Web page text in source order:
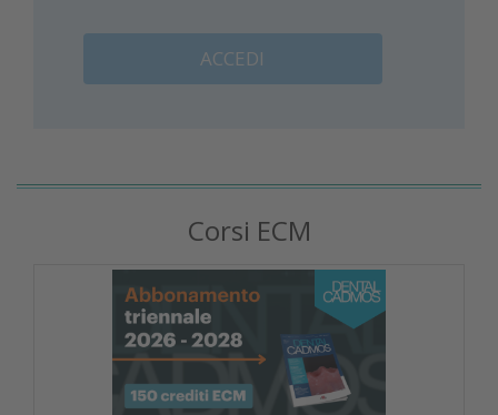
ACCEDI
Corsi ECM